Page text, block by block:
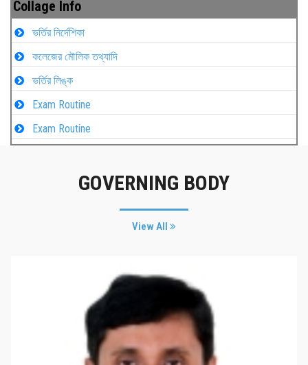
Collage Info
ভর্তির নির্দেশিকা
কলেজের মৌলিক তথ্যাদি
ভর্তির লিঙ্ক
Exam Routine
Exam Routine
GOVERNING BODY
View All